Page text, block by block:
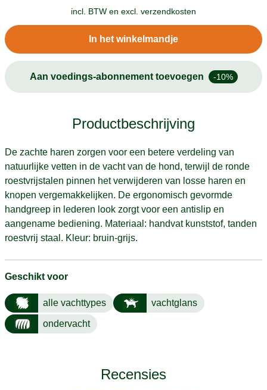
incl. BTW en excl. verzendkosten
In het winkelmandje
Aan voedings-abonnement toevoegen -10%
Productbeschrijving
De zachte haren zorgen voor een betere verdeling van
natuurlijke vetten in de vacht van de hond, terwijl de ronde
roestvrijstalen pinnen het verwijderen van losse haren en
knopen vergemakkelijken. De ergonomisch gevormde
handgreep in lederen look zorgt voor een antislip en
aangename bediening. Materiaal: handvat kunststof, tanden
roestvrij staal. Kleur: bruin-grijs.
Geschikt voor
alle vachttypes vachtglans
ondervacht
Recensies